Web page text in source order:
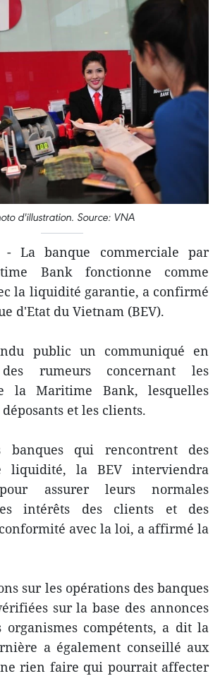
d'illustration. Source: VNA
- La banque commerciale par
Bank fonctionne comme
la liquidité garantie, a confirmé
d'Etat du Vietnam (BEV).
public un communiqué en
rumeurs concernant les
la Maritime Bank, lesquelles
et les clients.
qui rencontrent des
liquidité, la BEV interviendra
assurer leurs normales
intérêts des clients et des
avec la loi, a affirmé la
sur les opérations des banques
sur la base des annonces
organismes compétents, a dit la
a également conseillé aux
ne rien faire qui pourrait affecter